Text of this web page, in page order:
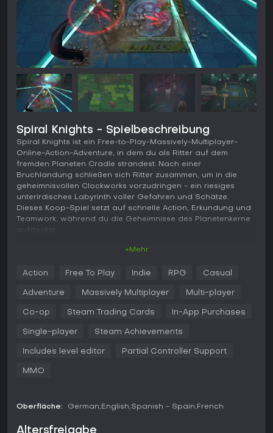
Spiral Knights - Spielbeschreibung
Spiral Knights ist ein Free-to-Play-Massively-Multiplayer-
Online-Action-Adventure, in dem du als Ritter auf dem
fremden Planeten Cradle strandest. Nach einer
Bruchlandung schließen sich Ritter zusammen, um in die
geheimnisvollen Clockworks vorzudringen - ein riesiges
unterirdisches Labyrinth voller Gefahren und Schätze.
Dieses Koop-Spiel setzt auf schnelle Action, Erkundung und
Teamwork, während du die Geheimnisse des Planetenkerne
aufdeckst.
Guns oder Bomben, um Feinde in hektischen Kämpfen zu
bezwingen. Der Kern des Spielprinzips besteht darin, durch
abzutauchen, wo sich die Umgebungen in Echtzeit
bieten. Kämpfe erfordern präzises Timing für Angriffe,
Rätsel lösen und Ressourcen wie Mineralien sammeln
kombinieren. Teamwork ist essenziell, denn Monsterkämpfe
Gilden ermöglichen Allianzen zum Ressourcen-Sammeln und
+Mehr
Action Free To Play Indie RPG Casual
Adventure Massively Multiplayer Multi-player
Co-op Steam Trading Cards In-App Purchases
Single-player Steam Achievements
Includes level editor Partial Controller Support
MMO
Oberfläche: German English Spanish - Spain French